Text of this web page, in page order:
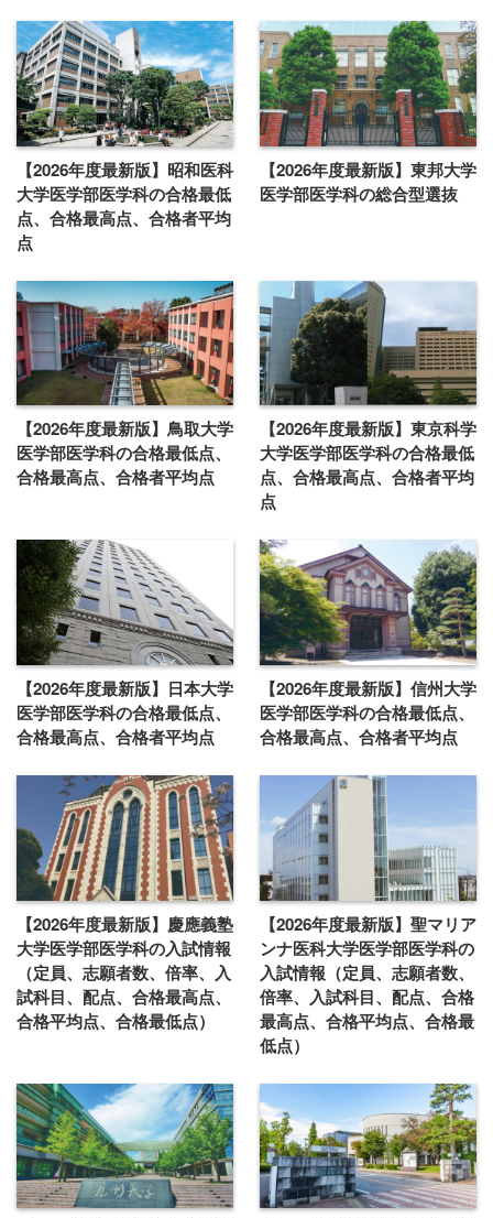
【2026年度最新版】昭和医科
大学医学部医学科の合格最低
点、合格最高点、合格者平均
点
【2026年度最新版】東邦大学
医学部医学科の総合型選抜
【2026年度最新版】鳥取大学
医学部医学科の合格最低点、
合格最高点、合格者平均点
【2026年度最新版】東京科学
大学医学部医学科の合格最低
点、合格最高点、合格者平均
点
【2026年度最新版】日本大学
医学部医学科の合格最低点、
合格最高点、合格者平均点
【2026年度最新版】信州大学
医学部医学科の合格最低点、
合格最高点、合格者平均点
【2026年度最新版】慶應義塾
大学医学部医学科の入試情報
（定員、志願者数、倍率、入
試科目、配点、合格最高点、
合格平均点、合格最低点）
【2026年度最新版】聖マリア
ンナ医科大学医学部医学科の
入試情報（定員、志願者数、
倍率、入試科目、配点、合格
最高点、合格平均点、合格最
低点）